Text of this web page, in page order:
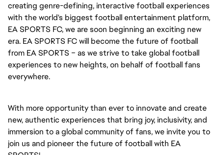
creating genre-defining, interactive football experiences
with the world's biggest football entertainment platform,
EA SPORTS FC, we are soon beginning an exciting new
era. EA SPORTS FC will become the future of football
from EA SPORTS – as we strive to take global football
experiences to new heights, on behalf of football fans
everywhere.
With more opportunity than ever to innovate and create
new, authentic experiences that bring joy, inclusivity, and
immersion to a global community of fans, we invite you to
join us and pioneer the future of football with EA